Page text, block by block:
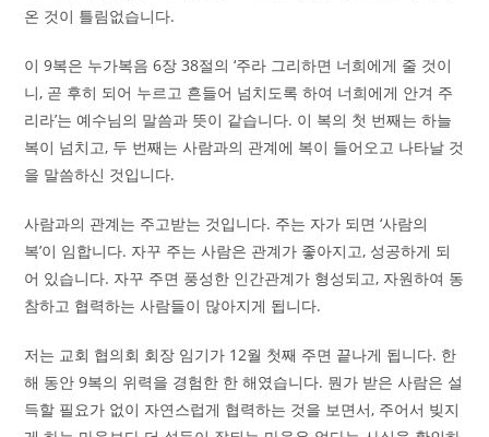
온 것이 틀림없습니다.
이 9복은 누가복음 6장 38절의 ‘주라 그리하면 너희에게 줄 것이
니, 곧 후히 되어 누르고 흔들어 넘치도록 하여 너희에게 안겨 주
리라’는 예수님의 말씀과 뜻이 같습니다. 이 복의 첫 번째는 하늘
복이 넘치고, 두 번째는 사람과의 관계에 복이 들어오고 나타날 것
을 말씀하신 것입니다.
사람과의 관계는 주고받는 것입니다. 주는 자가 되면 ‘사람의
복’이 임합니다. 자꾸 주는 사람은 관계가 좋아지고, 성공하게 되
어 있습니다. 자꾸 주면 풍성한 인간관계가 형성되고, 자원하여 동
참하고 협력하는 사람들이 많아지게 됩니다.
저는 교회 협의회 회장 임기가 12월 첫째 주면 끝나게 됩니다. 한
해 동안 9복의 위력을 경험한 한 해였습니다. 뭔가 받은 사람은 설
득할 필요가 없이 자연스럽게 협력하는 것을 보면서, 주어서 빚지